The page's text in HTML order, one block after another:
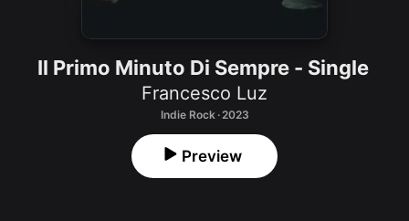
Il Primo Minuto Di Sempre - Single
Francesco Luz
Indie Rock · 2023
Preview